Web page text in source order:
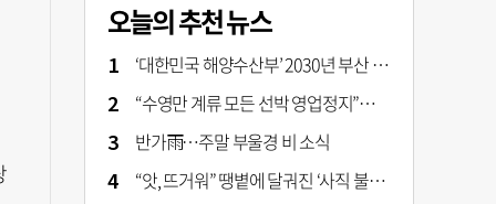
오늘의 추천 뉴스
‘대한민국 해양수산부’ 2030년 부산 북항시대 연다
“수영만 계류 모든 선박 영업정지”… 재개발 속도전
반가雨…주말 부울경 비 소식
“앗, 뜨거워” 땡볕에 달궈진 ‘사직 불가마’ 관중석 무려 70도